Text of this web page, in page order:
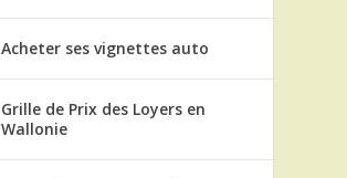
Acheter ses vignettes auto
Grille de Prix des Loyers en
Wallonie